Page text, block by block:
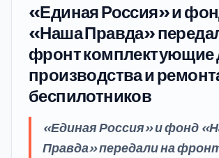
«Единая Россия» и
«Наша Правда»
фронт комплектующие
производства и
беспилотников
«Единая Россия» и фонд
Правда» передали на